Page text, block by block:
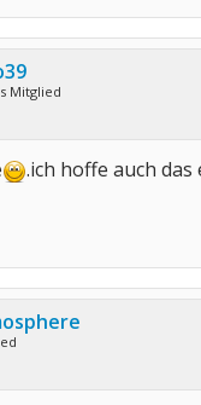
Mitglied
.ich hoffe auch das